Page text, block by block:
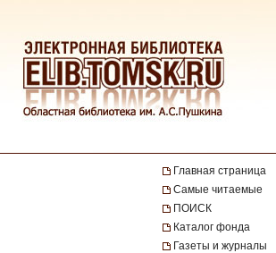
Главная страница
Самые читаемые
ПОИСК
Каталог фонда
Газеты и журналы